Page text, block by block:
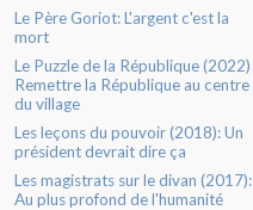
Le Père Goriot: L'argent c'est la
mort
Le Puzzle de la République (2022)
Remettre la République au centre
du village
Les leçons du pouvoir (2018): Un
président devrait dire ça
Les magistrats sur le divan (2017):
Au plus profond de l'humanité